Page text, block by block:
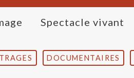
Spectacle vivant
DOCUMENTAIRES